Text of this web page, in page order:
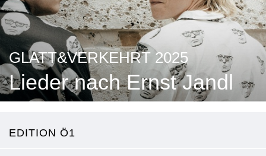
GLATT&VERKEHRT 2025
Lieder nach Ernst Jandl
EDITION Ö1